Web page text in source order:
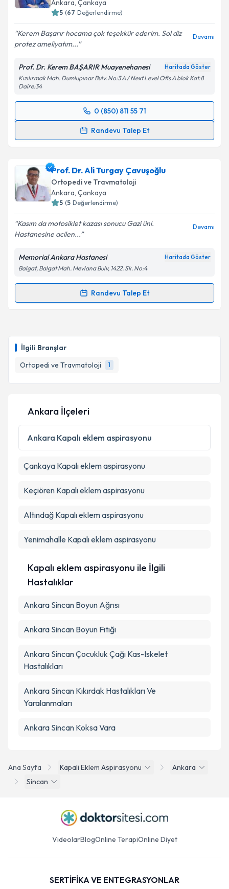
İlgili Branşlar
Ortopedi ve Travmatoloji
1
Ankara, Çankaya
5 (67 Değerlendirme)
Kerem Başarır hocama çok teşekkür ederim. Sol diz
protez ameliyatım...
Devamı
Prof. Dr. Kerem BAŞARIR Muayenehanesi Haritada Göster
Kızılırmak Mah. Dumlupınar Bulv. No:3 A / Next Level Ofis A blok Kat:8
Daire:34
0 (850) 811 55 71
Randevu Talep Et
Randevu Takvimi Talebi
takvim hazırlandığında e-posta ile bilgilendireceğiz.
E-posta Adresiniz
kapsamda işlenmesini kabul ediyorum.
Takvim Talebini Gönder
Prof. Dr. Ali Turgay Çavuşoğlu
Ortopedi ve Travmatoloji
Ankara, Çankaya
5 (5 Değerlendirme)
Kasım da motosiklet kazası sonucu Gazi üni.
Hastanesine acilen...
Devamı
Memorial Ankara Hastanesi Haritada Göster
Balgat, Balgat Mah. Mevlana Bulv, 1422. Sk. No:4
Randevu Talep Et
Randevu Takvimi Talebi
için bir takvim hazırlandığında e-posta ile
bilgilendireceğiz.
E-posta Adresiniz
Kişisel verilerimin işlenmesine ilişkin
Metni'ni okudum ve kişisel verilerimin belirtilen
Takvim Talebini Gönder
Ana Sayfa Kapali Eklem Aspirasyonu
Ankara
Sincan
Ankara İlçeleri
Ankara Kapalı eklem aspirasyonu
Çankaya Kapalı eklem aspirasyonu
Keçiören Kapalı eklem aspirasyonu
Altındağ Kapalı eklem aspirasyonu
Yenimahalle Kapalı eklem aspirasyonu
Kapalı eklem aspirasyonu ile İlgili
Hastalıklar
Ankara Sincan Boyun Ağrısı
Ankara Sincan Boyun Fıtığı
Ankara Sincan Çocukluk Çağı Kas-Iskelet
Hastalıkları
Ankara Sincan Kıkırdak Hastalıkları Ve
Yaralanmaları
Ankara Sincan Koksa Vara
VideolarBlogOnline TerapiOnline Diyet
SERTİFİKA VE ENTEGRASYONLAR